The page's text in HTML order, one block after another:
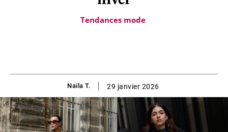
Tendances mode
Naila T. 29 janvier 2026